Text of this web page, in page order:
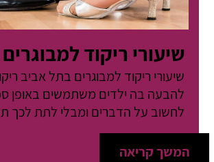
שיעורי ריקוד
שיעורי ריקוד למבוגרים בתל אביב
להבעה בה ילדים משתמשים באופן
לחשוב על הדברים ומבלי לתת לכך
המשך קריאה